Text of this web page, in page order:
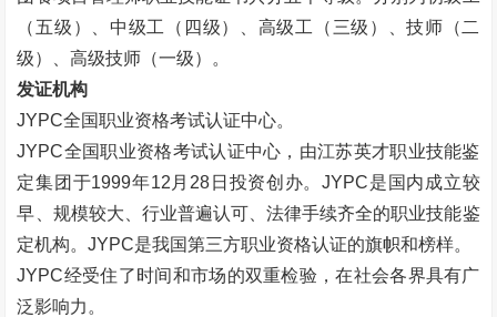
（五级）、中级工（四级）、高级工（三级）、技师（二
级）、高级技师（一级）。
发证机构
JYPC全国职业资格考试认证中心。
JYPC全国职业资格考试认证中心，由江苏英才职业技能鉴
定集团于1999年12月28日投资创办。JYPC是国内成立较
早、规模较大、行业普遍认可、法律手续齐全的职业技能鉴
定机构。JYPC是我国第三方职业资格认证的旗帜和榜样。
JYPC经受住了时间和市场的双重检验，在社会各界具有广
泛影响力。